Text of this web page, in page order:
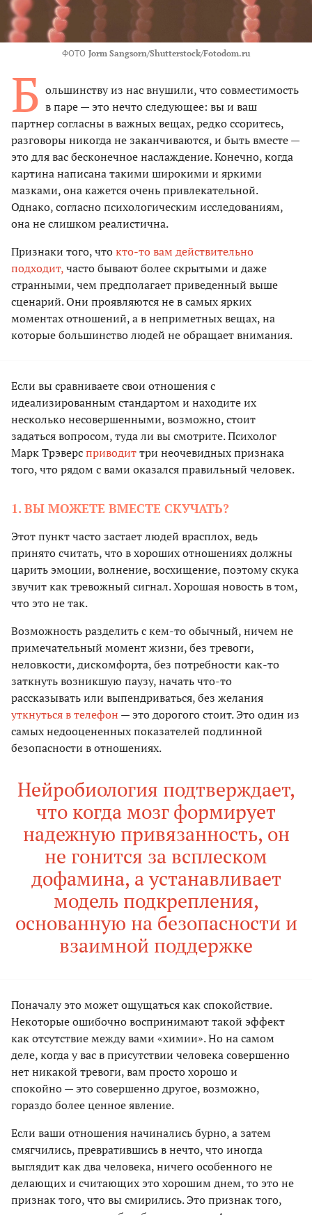
ФОТО Jorm Sangsorn/Shutterstock/Fotodom.ru
Б ольшинству из нас внушили, что совместимость
в паре — это нечто следующее: вы и ваш
партнер согласны в важных вещах, редко ссоритесь,
разговоры никогда не заканчиваются, и быть вместе —
это для вас бесконечное наслаждение. Конечно, когда
картина написана такими широкими и яркими
мазками, она кажется очень привлекательной.
Однако, согласно психологическим исследованиям,
она не слишком реалистична.
Признаки того, чтокто-то вам действительно
подходит,часто бывают более скрытыми и даже
странными, чем предполагает приведенный выше
сценарий. Они проявляются не в самых ярких
моментах отношений, а в неприметных вещах, на
которые большинство людей не обращает внимания.
Если вы сравниваете свои отношения с
идеализированным стандартом и находите их
несколько несовершенными, возможно, стоит
задаться вопросом, туда ли вы смотрите. Психолог
Марк Трэверсприводиттри неочевидных признака
того, что рядом с вами оказался правильный человек.
1. ВЫ МОЖЕТЕ ВМЕСТЕ СКУЧАТЬ?
Этот пункт часто застает людей врасплох, ведь
принято считать, что в хороших отношениях должны
царить эмоции, волнение, восхищение, поэтому скука
звучит как тревожный сигнал. Хорошая новость в том,
что это не так.
Возможность разделить с кем-то обычный, ничем не
примечательный момент жизни, без тревоги,
неловкости, дискомфорта, без потребности как-то
заткнуть возникшую паузу, начать что-то
рассказывать или выпендриваться, без желания
уткнуться в телефон — это дорогого стоит. Это один из
самых недооцененных показателей подлинной
безопасности в отношениях.
Нейробиология подтверждает,
что когда мозг формирует
надежную привязанность, он
не гонится за всплеском
дофамина, а устанавливает
модель подкрепления,
основанную на безопасности и
взаимной поддержке
Поначалу это может ощущаться как спокойствие.
Некоторые ошибочно воспринимают такой эффект
как отсутствие между вами «химии». Но на самом
деле, когда у вас в присутствии человека совершенно
нет никакой тревоги, вам просто хорошо и
спокойно — это совершенно другое, возможно,
гораздо более ценное явление.
Если ваши отношения начинались бурно, а затем
смягчились, превратившись в нечто, что иногда
выглядит как два человека, ничего особенного не
делающих и считающих это хорошим днем, то это не
признак того, что вы смирились. Это признак того,